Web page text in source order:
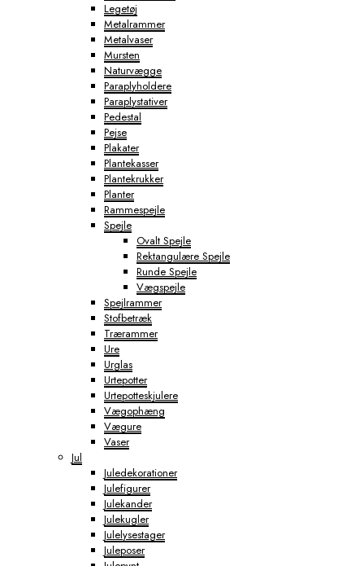
Legetøj
Metalrammer
Metalvaser
Mursten
Naturvægge
Paraplyholdere
Paraplystativer
Pedestal
Pejse
Plakater
Plantekasser
Plantekrukker
Planter
Rammespejle
Spejle
Ovalt Spejle
Rektangulære Spejle
Runde Spejle
Vægspejle
Spejlrammer
Stofbetræk
Trærammer
Ure
Urglas
Urtepotter
Urtepotteskjulere
Vægophæng
Vægure
Vaser
Jul
Juledekorationer
Julefigurer
Julekander
Julekugler
Julelysestager
Juleposer